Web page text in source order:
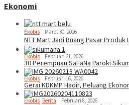
Ekonomi
Ekobis Maret 30, 2026
NTT Mart Jadi Ruang Pasar Produk
Ekobis Februari 21, 2026
30 Perempuan SaFaNa Paroki
Ekobis Februari 16, 2026
Gerai KDKMP Hadir, Peluang
Ekobis Berita Februari 8, 2026